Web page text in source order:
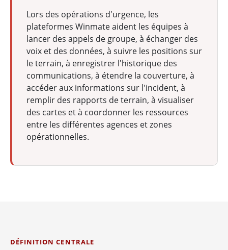
Lors des opérations d'urgence, les
plateformes Winmate aident les équipes à
lancer des appels de groupe, à échanger des
voix et des données, à suivre les positions sur
le terrain, à enregistrer l'historique des
communications, à étendre la couverture, à
accéder aux informations sur l'incident, à
remplir des rapports de terrain, à visualiser
des cartes et à coordonner les ressources
entre les différentes agences et zones
opérationnelles.
DÉFINITION CENTRALE